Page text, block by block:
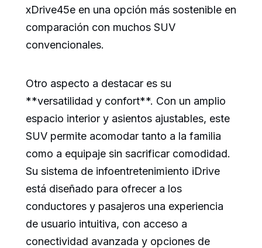
xDrive45e en una opción más sostenible en
comparación con muchos SUV
convencionales.
Otro aspecto a destacar es su
**versatilidad y confort**. Con un amplio
espacio interior y asientos ajustables, este
SUV permite acomodar tanto a la familia
como a equipaje sin sacrificar comodidad.
Su sistema de infoentretenimiento iDrive
está diseñado para ofrecer a los
conductores y pasajeros una experiencia
de usuario intuitiva, con acceso a
conectividad avanzada y opciones de